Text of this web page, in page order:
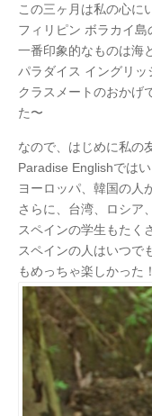
この三ヶ月は私の心に
フィリピン ボラカイ島
一番印象的なものは海
パラダイス イングリッ
クラスメートのおかげ
た〜
なので、はじめに私の
Paradise Englishでは
ヨーロッパ、韓国の人
さらに、台湾、ロシア
スペインの学生もたく
スペインの人はいつで
もめっちゃ楽しかった！